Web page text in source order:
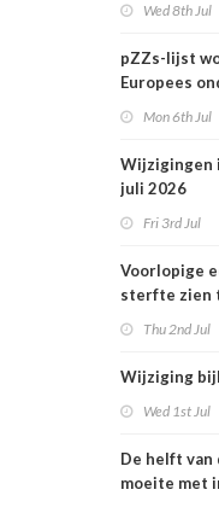
Wed 8th Jul
pZZs-lijst
Europees
Mon 6th Jul
Wijzigingen
juli 2026
Fri 3rd Jul
Voorlopige
sterfte zien
Thu 2nd Jul
Wijziging
Wed 1st Jul
De helft van
moeite met